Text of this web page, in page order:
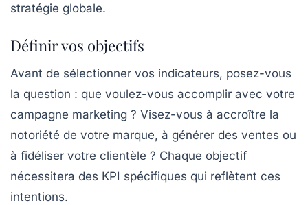
stratégie globale.
Définir vos objectifs
Avant de sélectionner vos indicateurs, posez-vous
la question : que voulez-vous accomplir avec votre
campagne marketing ? Visez-vous à accroître la
notoriété de votre marque, à générer des ventes ou
à fidéliser votre clientèle ? Chaque objectif
nécessitera des KPI spécifiques qui reflètent ces
intentions.